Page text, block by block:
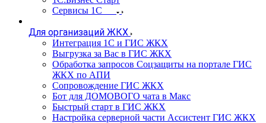
Сервисы 1С
Для организаций ЖКХ
Интеграция 1С и ГИС ЖКХ
Выгрузка за Вас в ГИС ЖКХ
Обработка запросов Соцзащиты на портале ГИС
ЖКХ по АПИ
Сопровождение ГИС ЖКХ
Бот для ДОМОВОГО чата в Макс
Быстрый старт в ГИС ЖКХ
Настройка серверной части Ассистент ГИС ЖКХ